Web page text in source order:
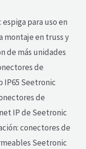
para uso en
montaje en truss y
de más unidades
de
IP65 Seetronic
de
IP de Seetronic
conectores de
Seetronic